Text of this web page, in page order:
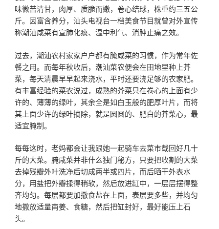
味微苦清甘，肉厚、质脆而嫩，卷心结球，株重约三五公
斤。因富含养分，汕头电视台一档美食节目就曾对外宣传
称潮汕咸菜有宣肺化痰、温中利气、消肿止痛之效。
过去，潮汕农村家家户户都有腌咸菜的习惯，作为常年佐
餐之用。而每年秋收后，潮汕菜农便会在田地里种上芥
菜，每天清晨早早起来浇水，平时还要浇足够的农家肥。
有丰富经验的菜农说过，成熟的芥菜只在卷心的上面有少
许的、薄薄的绿叶，其余全是如白玉般的肥厚叶片，而将
其上面少许的绿叶摘除，就是圆圆的、肥白的芥菜心，最
适宜腌制。
每每这时，老妈都会让我跟她一起骑车去菜市载回好几十
斤的大菜。腌咸菜并非什么独门秘方，只要把收割的大菜
去掉残瓣外叶洗净后切成两半或四片，而后晒干外表水
分，用盐把外瓣揉得稍软，然后放进缸中，一层层摆得整
齐均匀。每层都要加撒食盐在上面，表层要多些，并均匀
地撒放适量南姜、食糖，然后把缸封好，最好能压上石
头。